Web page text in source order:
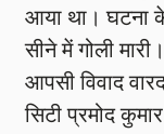
आया था। घटना
सीने में गोली
आपसी विवाद
सिटी प्रमोद